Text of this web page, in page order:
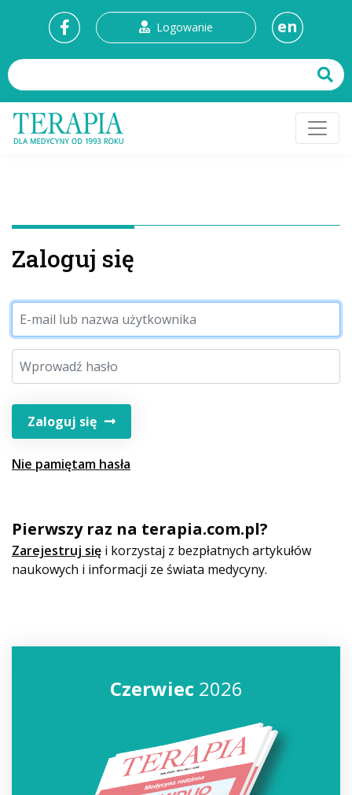
Logowanie en
Zaloguj się
Zaloguj się
Nie pamiętam hasła
Pierwszy raz na terapia.com.pl?
Zarejestruj się i korzystaj z bezpłatnych artykułów
naukowych i informacji ze świata medycyny.
Czerwiec2026